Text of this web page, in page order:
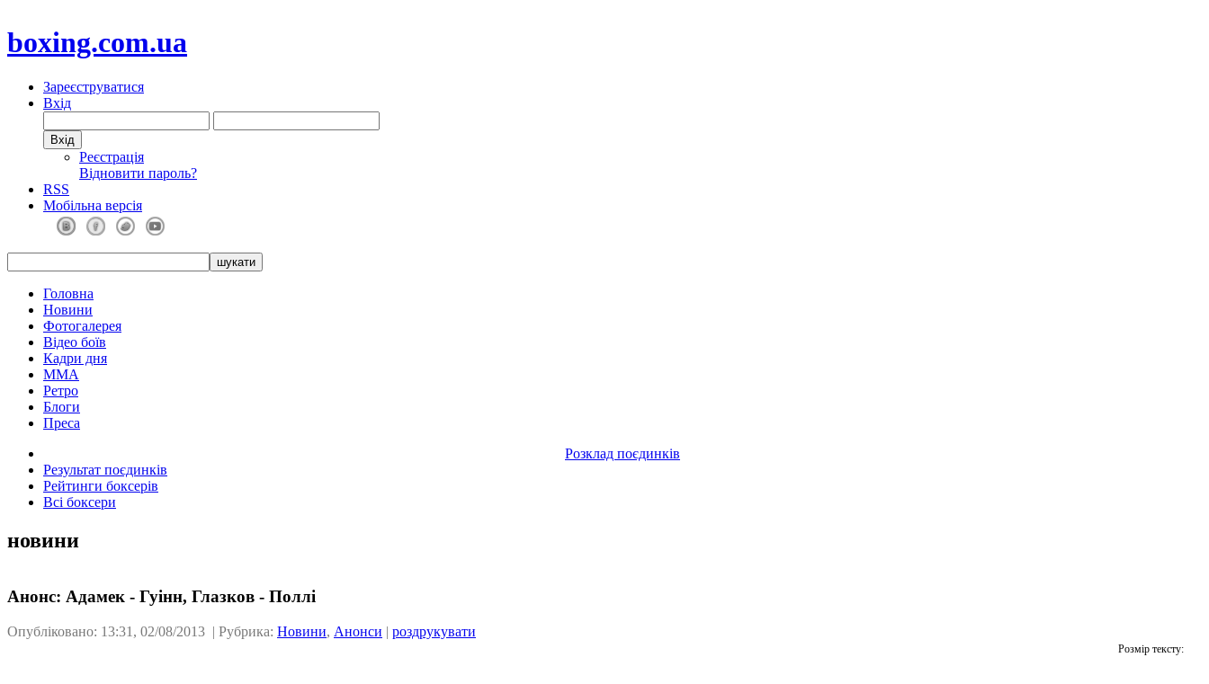
boxing.com.ua
Зареєструватися
Вхід
Реєстрація
Відновити пароль?
RSS
Мобільна версія
Головна
Новини
Фотогалерея
Відео боїв
Кадри дня
ММА
Ретро
Блоги
Преса
Розклад поєдинків
Результат поєдинків
Рейтинги боксерів
Всі боксери
новини
Анонс: Адамек - Гуінн, Глазков - Поллі
Опубліковано: 13:31, 02/08/2013 | Рубрика: Новини, Анонси | роздрукувати
Розмір тексту: